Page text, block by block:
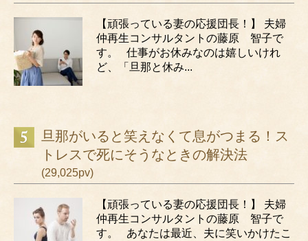
【頑張っている妻の応援団長！】 夫婦
仲再生コンサルタントの藤原 智子で
す。 仕事がお休みなのは嬉しいけれ
ど、「旦那と休み...
旦那がいると笑えなくて息がつまる！ス
トレスで死にそうなときの解決法
(29,025pv)
【頑張っている妻の応援団長！】 夫婦
仲再生コンサルタントの藤原 智子で
す。 あなたは最近、夫に笑いかけたこ